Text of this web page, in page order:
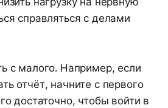
справляться с делами
с малого. Например, если
отчёт, начните с первого
достаточно, чтобы войти в